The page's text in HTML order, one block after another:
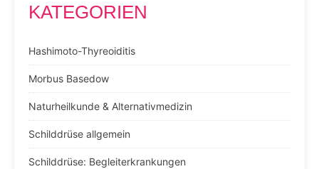
KATEGORIEN
Hashimoto-Thyreoiditis
Morbus Basedow
Naturheilkunde & Alternativmedizin
Schilddrüse allgemein
Schilddrüse: Begleiterkrankungen